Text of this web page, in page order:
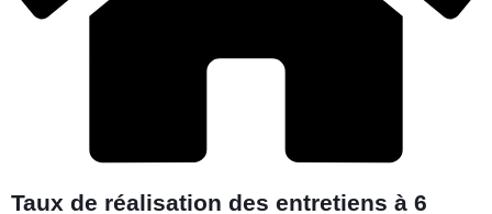
Taux de réalisation des entretiens à 6